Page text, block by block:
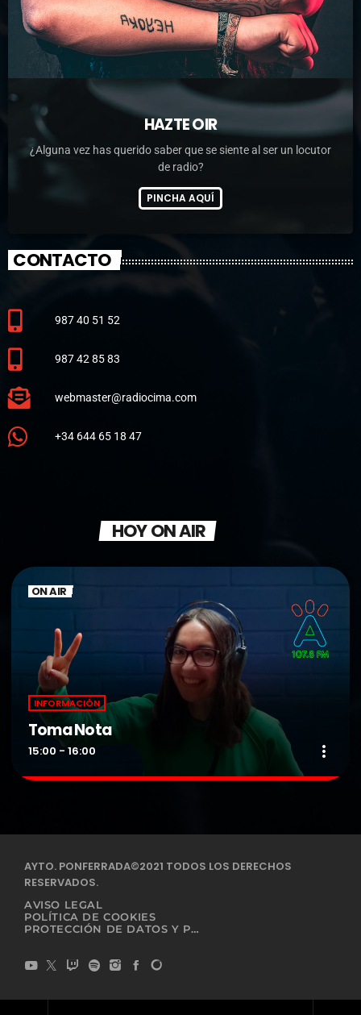
HAZTE OIR
¿Alguna vez has querido saber que se siente al ser un locutor
de radio?
PINCHA AQUÍ
CONTACTO
987 40 51 52
987 42 85 83
webmaster@radiocima.com
+34 644 65 18 47
HOY ON AIR
ON AIR
INFORMACIÓN
Toma Nota
15:00 - 16:00 more_vert
AYTO. PONFERRADA©2021 TODOS LOS DERECHOS
RESERVADOS.
AVISO LEGAL
POLÍTICA DE COOKIES
PROTECCIÓN DE DATOS Y PRIVACIDAD